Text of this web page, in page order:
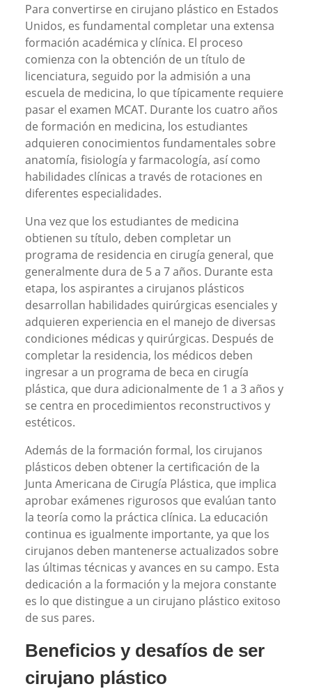
Para convertirse en cirujano plástico en Estados
Unidos, es fundamental completar una extensa
formación académica y clínica. El proceso
comienza con la obtención de un título de
licenciatura, seguido por la admisión a una
escuela de medicina, lo que típicamente requiere
pasar el examen MCAT. Durante los cuatro años
de formación en medicina, los estudiantes
adquieren conocimientos fundamentales sobre
anatomía, fisiología y farmacología, así como
habilidades clínicas a través de rotaciones en
diferentes especialidades.
Una vez que los estudiantes de medicina
obtienen su título, deben completar un
programa de residencia en cirugía general, que
generalmente dura de 5 a 7 años. Durante esta
etapa, los aspirantes a cirujanos plásticos
desarrollan habilidades quirúrgicas esenciales y
adquieren experiencia en el manejo de diversas
condiciones médicas y quirúrgicas. Después de
completar la residencia, los médicos deben
ingresar a un programa de beca en cirugía
plástica, que dura adicionalmente de 1 a 3 años y
se centra en procedimientos reconstructivos y
estéticos.
Además de la formación formal, los cirujanos
plásticos deben obtener la certificación de la
Junta Americana de Cirugía Plástica, que implica
aprobar exámenes rigurosos que evalúan tanto
la teoría como la práctica clínica. La educación
continua es igualmente importante, ya que los
cirujanos deben mantenerse actualizados sobre
las últimas técnicas y avances en su campo. Esta
dedicación a la formación y la mejora constante
es lo que distingue a un cirujano plástico exitoso
de sus pares.
Beneficios y desafíos de ser
cirujano plástico